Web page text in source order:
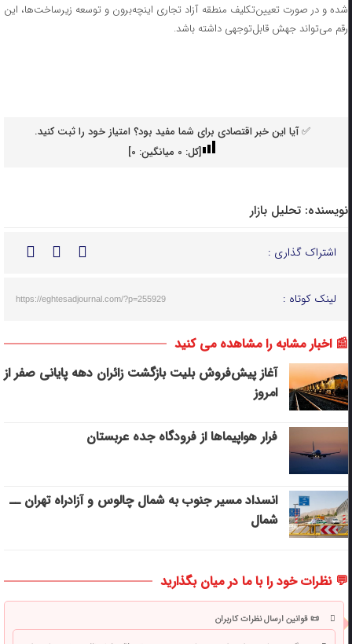
شده و در صورت تعیین‌تکلیف منطقه آزاد تجاری اینچه‌برون و توسعه زیرساخت‌ها، این
رقم می‌تواند جهش قابل‌توجهی داشته باشد.
✅ آیا این خبر اقتصادی برای شما مفید بود؟ امتیاز خود را ثبت کنید.
[کل: 0میانگین: 0
]
نویسنده: تحلیل بازار
اشتراک گذاری :
لینک کوتاه : https://eghtesadjournal.com/?p=255929
📰 اخبار مشابه را مشاهده می کنید
آغاز پیش‌فروش بلیت بازگشت زائران دهه پایانی صفر از
امروز
فرار هواپیماها از فرودگاه جده عربستان
انسداد مسیر جنوب به شمال چالوس و آزادراه تهران ــ
شمال
💬 نظرات خود را با ما در میان بگذارید
📜 قوانین ارسال نظرات کاربران